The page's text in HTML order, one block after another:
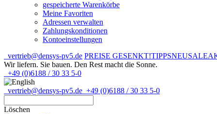
gespeicherte Warenkörbe
Meine Favoriten
Adressen verwalten
Zahlungskonditionen
Kontoeinstellungen
vertrieb@densys-pv5.de PREISE GESENKT!TIPPSNEUSALE
Wir liefern. Sie bauen. Den Rest macht die Sonne.
+49 (0)6188 / 30 33 5-0
vertrieb@densys-pv5.de +49 (0)6188 / 30 33 5-0
Löschen